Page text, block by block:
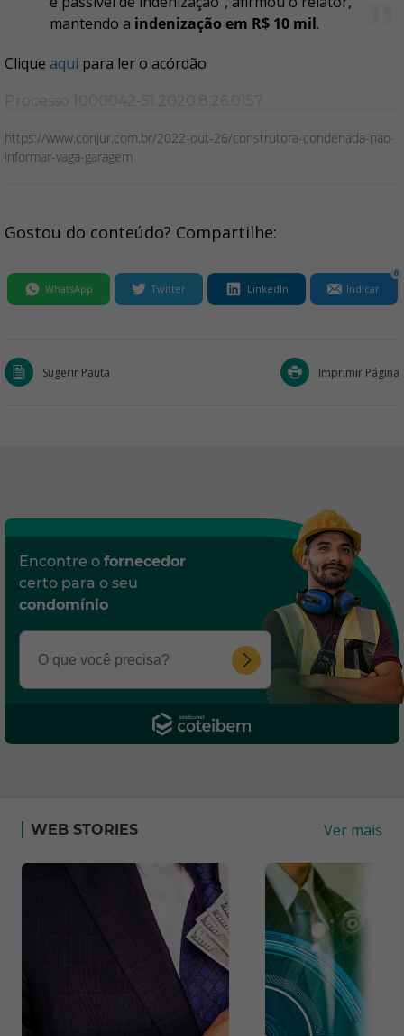
mantendo a indenização em R$ 10 mil.
Clique aqui para ler o acórdão
https://www.conjur.com.br/2022-out-26/construtora-condenada-nao-
informar-vaga-garagem
Gostou do conteúdo? Compartilhe:
WhatsApp Twitter LinkedIn Indicar
0
Sugerir Pauta Imprimir Página
Encontre o fornecedor
certo para o seu
condomínio
WEB STORIES Ver mais